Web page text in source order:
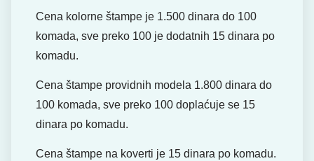
Cena kolorne štampe je 1.500 dinara do 100
komada, sve preko 100 je dodatnih 15 dinara po
komadu.
Cena štampe providnih modela 1.800 dinara do
100 komada, sve preko 100 doplaćuje se 15
dinara po komadu.
Cena štampe na koverti je 15 dinara po komadu.